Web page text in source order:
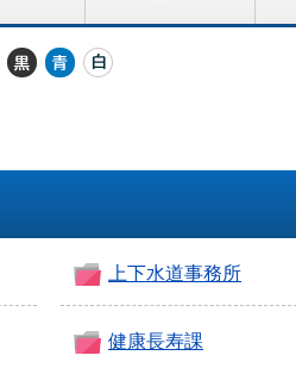
上下水道事務所
健康長寿課